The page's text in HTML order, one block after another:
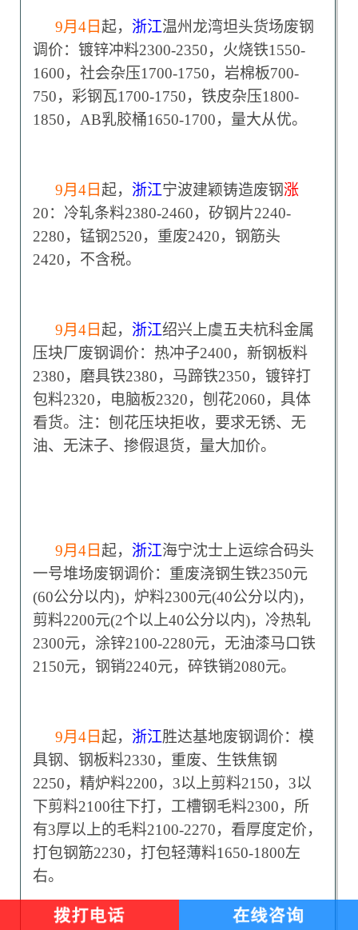
9月4日 起， 浙江温州龙湾坦头货场废钢
调价：镀锌冲料2300-2350，火烧铁1550-
1600，社会杂压1700-1750，岩棉板700-
750，彩钢瓦1700-1750，铁皮杂压1800-
1850，AB乳胶桶1650-1700，量大从优。
9月4日 起， 浙江宁波建颖铸造废钢涨
20：冷轧条料2380-2460，矽钢片2240-
2280，锰钢2520，重废2420，钢筋头
2420，不含税。
9月4日 起， 浙江绍兴上虞五夫杭科金属
压块厂废钢调价：热冲子2400，新钢板料
2380，磨具铁2380，马蹄铁2350，镀锌打
包料2320，电脑板2320，刨花2060，具体
看货。注：刨花压块拒收，要求无锈、无
油、无沫子、掺假退货，量大加价。
9月4日 起， 浙江海宁沈士上运综合码头
一号堆场废钢调价：重废浇钢生铁2350元
(60公分以内)，炉料2300元(40公分以内)，
剪料2200元(2个以上40公分以内)，冷热轧
2300元，涂锌2100-2280元，无油漆马口铁
2150元，钢销2240元，碎铁销2080元。
9月4日 起， 浙江胜达基地废钢调价：模
具钢、钢板料2330，重废、生铁焦钢
2250，精炉料2200，3以上剪料2150，3以
下剪料2100往下打，工槽钢毛料2300，所
有3厚以上的毛料2100-2270，看厚度定价，
打包钢筋2230，打包轻薄料1650-1800左
右。